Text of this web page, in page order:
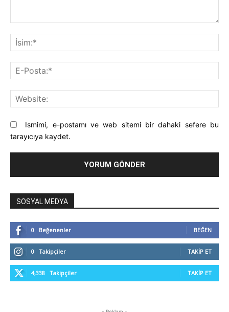
Ismimi, e-postamı ve web sitemi bir dahaki sefere bu
tarayıcıya kaydet.
SOSYAL MEDYA
0 Beğenenler BEĞEN
0 Takipçiler TAKIP ET
4,338 Takipçiler TAKIP ET